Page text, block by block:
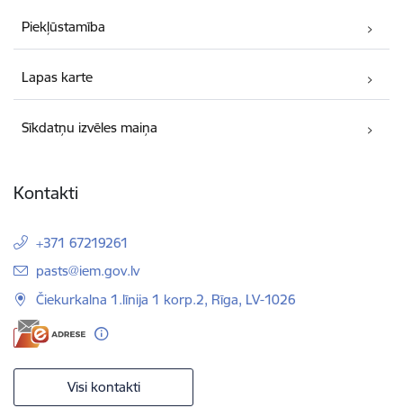
Piekļūstamība
Lapas karte
Sīkdatņu izvēles maiņa
Kontakti
+371 67219261
E-pasts:
pasts@iem.gov.lv
Čiekurkalna 1.līnija 1 korp.2, Rīga, LV-1026
Visi kontakti